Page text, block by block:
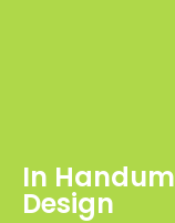
In
Design